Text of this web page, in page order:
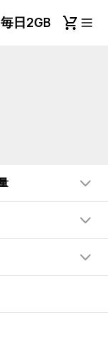
毎日2GB + 低速